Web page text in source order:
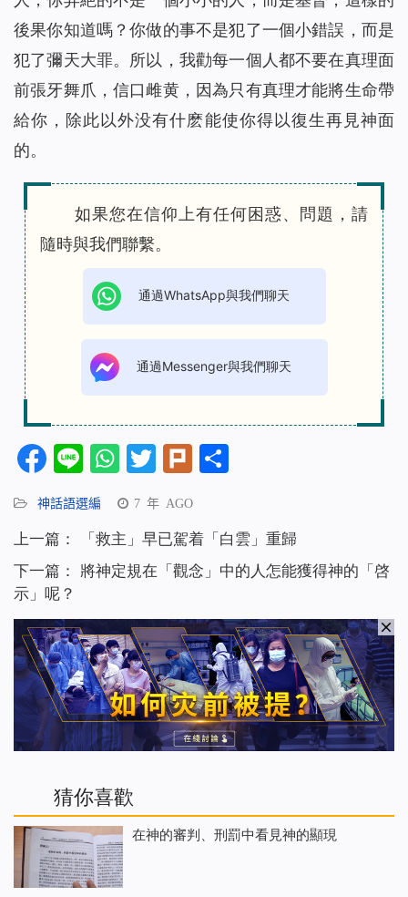
後果你知道嗎？你做的事不是犯了一個小錯誤，而是
犯了彌天大罪。所以，我勸每一個人都不要在真理面
前張牙舞爪，信口雌黄，因為只有真理才能將生命帶
給你，除此以外没有什麽能使你得以復生再見神面
的。
如果您在信仰上有任何困惑、問題，請
隨時與我們聯繫。
通過WhatsApp與我們聊天
通過Messenger與我們聊天
Facebook
LineWhatsApp
Twitter
Plurk
神話語選編 7 年 AGO
上一篇：
「救主」早已駕着「白雲」重歸
下一篇：
將神定規在「觀念」中的人怎能獲得神的「啓
示」呢？
猜你喜歡
在神的審判、刑罰中看見神的顯現